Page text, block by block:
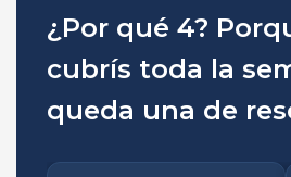
¿Por qué 4?
cubrís toda la
queda una de